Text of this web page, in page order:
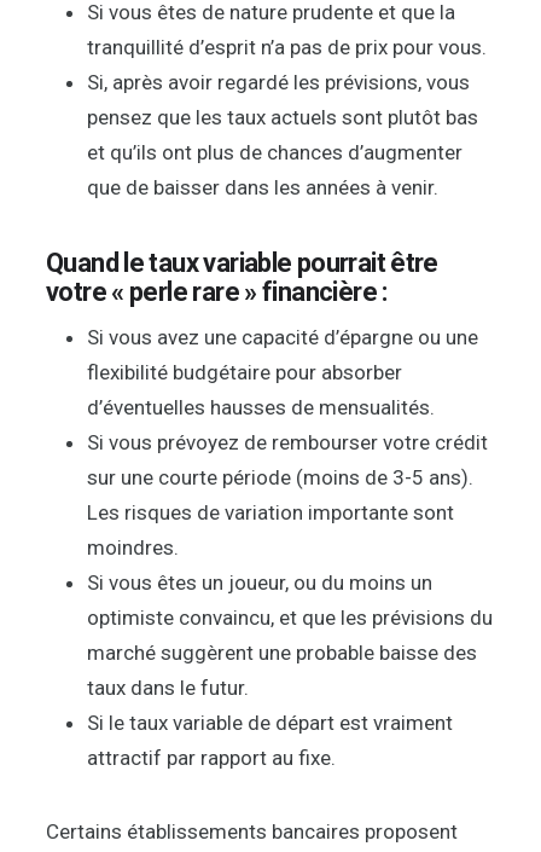
Si vous êtes de nature prudente et que la
tranquillité d’esprit n’a pas de prix pour vous.
Si, après avoir regardé les prévisions, vous
pensez que les taux actuels sont plutôt bas
et qu’ils ont plus de chances d’augmenter
que de baisser dans les années à venir.
Quand le taux variable pourrait être
votre « perle rare » financière :
Si vous avez une capacité d’épargne ou une
flexibilité budgétaire pour absorber
d’éventuelles hausses de mensualités.
Si vous prévoyez de rembourser votre crédit
sur une courte période (moins de 3-5 ans).
Les risques de variation importante sont
moindres.
Si vous êtes un joueur, ou du moins un
optimiste convaincu, et que les prévisions du
marché suggèrent une probable baisse des
taux dans le futur.
Si le taux variable de départ est vraiment
attractif par rapport au fixe.
Certains établissements bancaires proposent